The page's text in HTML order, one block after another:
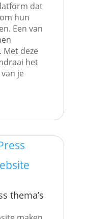
dat
hun
Een van
Met deze
het
je
thema’s